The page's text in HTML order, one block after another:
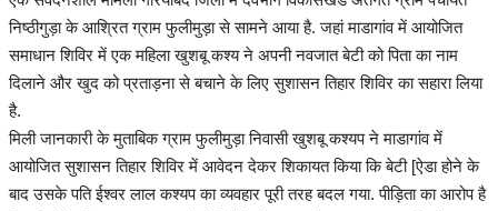
English hindi
निष्ठीगुड़ा के आश्रित ग्राम फुलीमुड़ा से सामने आया है. जहां माडागांव में आयोजित
समाधान शिविर में एक महिला खुशबू कश्य ने अपनी नवजात बेटी को पिता का नाम
दिलाने और खुद को प्रताड़ना से बचाने के लिए सुशासन तिहार शिविर का सहारा लिया
है.
मिली जानकारी के मुताबिक ग्राम फुलीमुड़ा निवासी खुशबू कश्यप ने माडागांव में
आयोजित सुशासन तिहार शिविर में आवेदन देकर शिकायत किया कि बेटी [ऐडा होने के
बाद उसके पति ईश्वर लाल कश्यप का व्यवहार पूरी तरह बदल गया. पीड़िता का आरोप है